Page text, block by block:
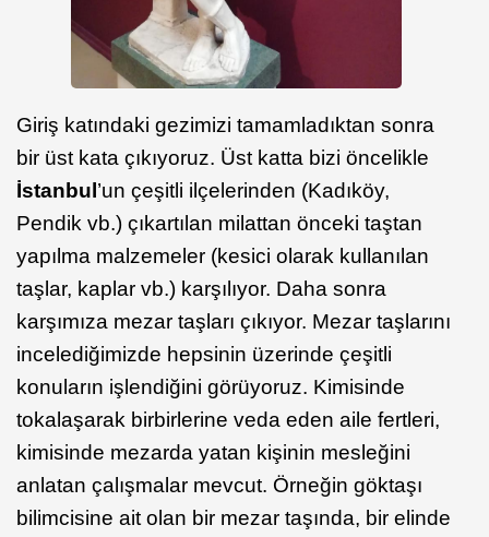
Giriş katındaki gezimizi tamamladıktan sonra
bir üst kata çıkıyoruz. Üst katta bizi öncelikle
İstanbul ’un çeşitli ilçelerinden (Kadıköy,
Pendik vb.) çıkartılan milattan önceki taştan
yapılma malzemeler (kesici olarak kullanılan
taşlar, kaplar vb.) karşılıyor. Daha sonra
karşımıza mezar taşları çıkıyor. Mezar taşlarını
incelediğimizde hepsinin üzerinde çeşitli
konuların işlendiğini görüyoruz. Kimisinde
tokalaşarak birbirlerine veda eden aile fertleri,
kimisinde mezarda yatan kişinin mesleğini
anlatan çalışmalar mevcut. Örneğin göktaşı
bilimcisine ait olan bir mezar taşında, bir elinde